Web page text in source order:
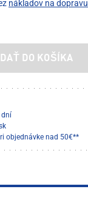
nákladov na dopravu
DO KOŠÍKA
dní
objednávke nad 50€**